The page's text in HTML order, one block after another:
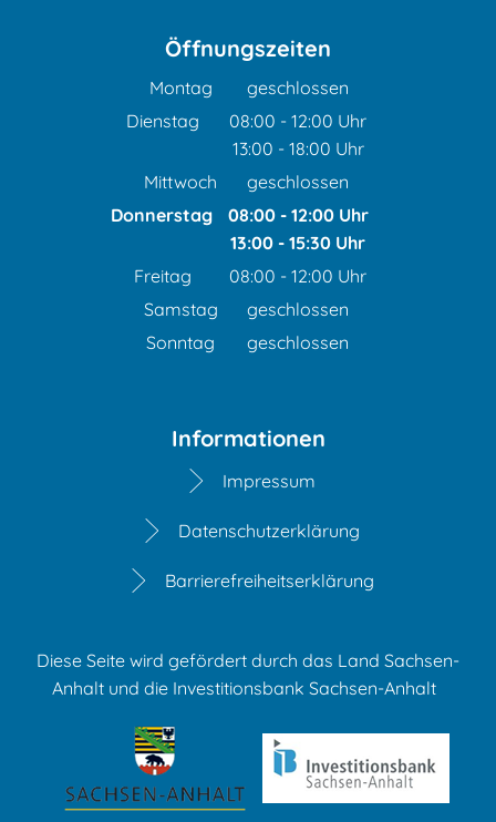
Öffnungszeiten
Montag
geschlossen
Dienstag
08:00 - 12:00 Uhr
Von 08:00 bis 12:00 Uhr
13:00 - 18:00 Uhr
Von 13:00 bis 18:00 Uhr
Mittwoch
geschlossen
Donnerstag
08:00- 12:00Uhr
Von 08:00 bis 12:00 Uhr
13:00 - 15:30 Uhr
Von 13:00 bis 15:30 Uhr
Freitag 08:00 - 12:00 Uhr
Von 08:00 bis 12:00 Uhr
Samstag
geschlossen
Sonntag
geschlossen
Informationen
Impressum
Datenschutzerklärung
Barrierefreiheitserklärung
Diese Seite wird gefördert durch das Land Sachsen-
Anhalt und die Investitionsbank Sachsen-Anhalt